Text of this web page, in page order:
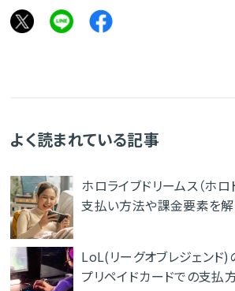
よく読まれている記事
ホロライブドリームス（ホロ
支払い方法や課金要素を
LoL(リーグオブレジェン
プリペイドカードでの支払